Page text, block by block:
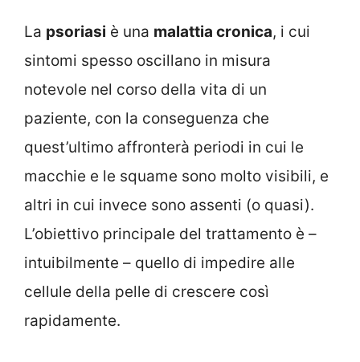
La psoriasi è una malattia cronica, i cui
sintomi spesso oscillano in misura
notevole nel corso della vita di un
paziente, con la conseguenza che
quest’ultimo affronterà periodi in cui le
macchie e le squame sono molto visibili, e
altri in cui invece sono assenti (o quasi).
L’obiettivo principale del trattamento è –
intuibilmente – quello di impedire alle
cellule della pelle di crescere così
rapidamente.